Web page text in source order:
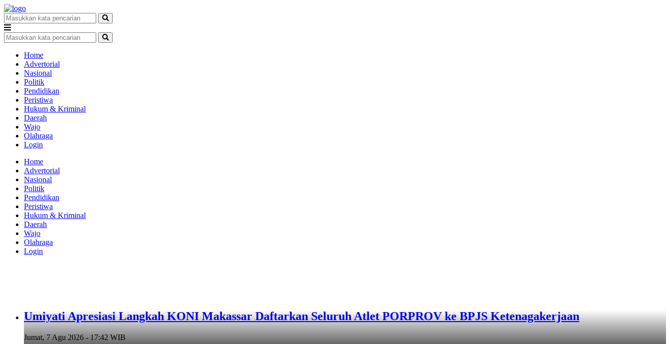
Home
Advertorial
Nasional
Politik
Pendidikan
Peristiwa
Hukum & Kriminal
Daerah
Wajo
Olahraga
Login
Home
Advertorial
Nasional
Politik
Pendidikan
Peristiwa
Hukum & Kriminal
Daerah
Wajo
Olahraga
Login
Umiyati Apresiasi Langkah KONI Makassar Daftarkan Seluruh Atlet PORPROV ke BPJS Ketenagakerjaan
Jumat, 7 Agu 2026 - 17:42 WIB